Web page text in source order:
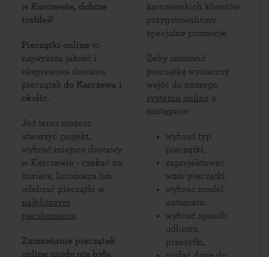
w Karczewie, dobrze
trafiłeś!
Pieczątki online to
najwyższa jakość i
ekspresowa dostawa
pieczątek do Karczewa i
okolic.
Już teraz możesz
stworzyć projekt,
wybrać miejsce dostawy
w Karczewie - czekać na
kuriera, listonosza lub
odebrać pieczątki w
najbliższym
paczkomacie.
Zamawianie pieczątek
online nigdy nie było
karczewskich klientów
przygotowaliśmy
specjalne promocje.
Żeby zamówić
pieczątkę wystarczy
wejść do naszego
systemu online a
następnie:
wybrać typ
pieczątki,
zaprojektować
wzór pieczątki.
wybrać model
automatu.
wybrać sposób
odbioru
przesyłki,